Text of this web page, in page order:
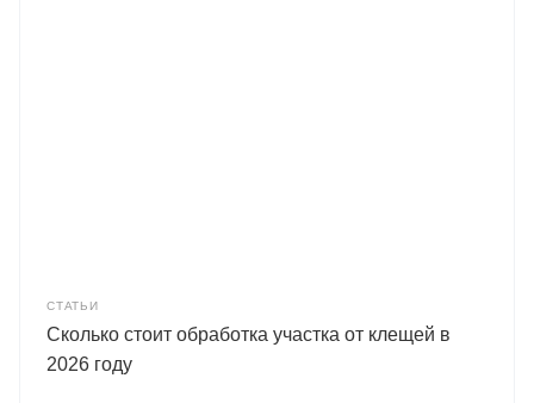
СТАТЬИ
Сколько стоит обработка участка от клещей в
2026 году